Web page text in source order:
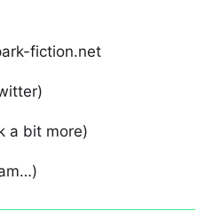
fiction.net
a bit more)